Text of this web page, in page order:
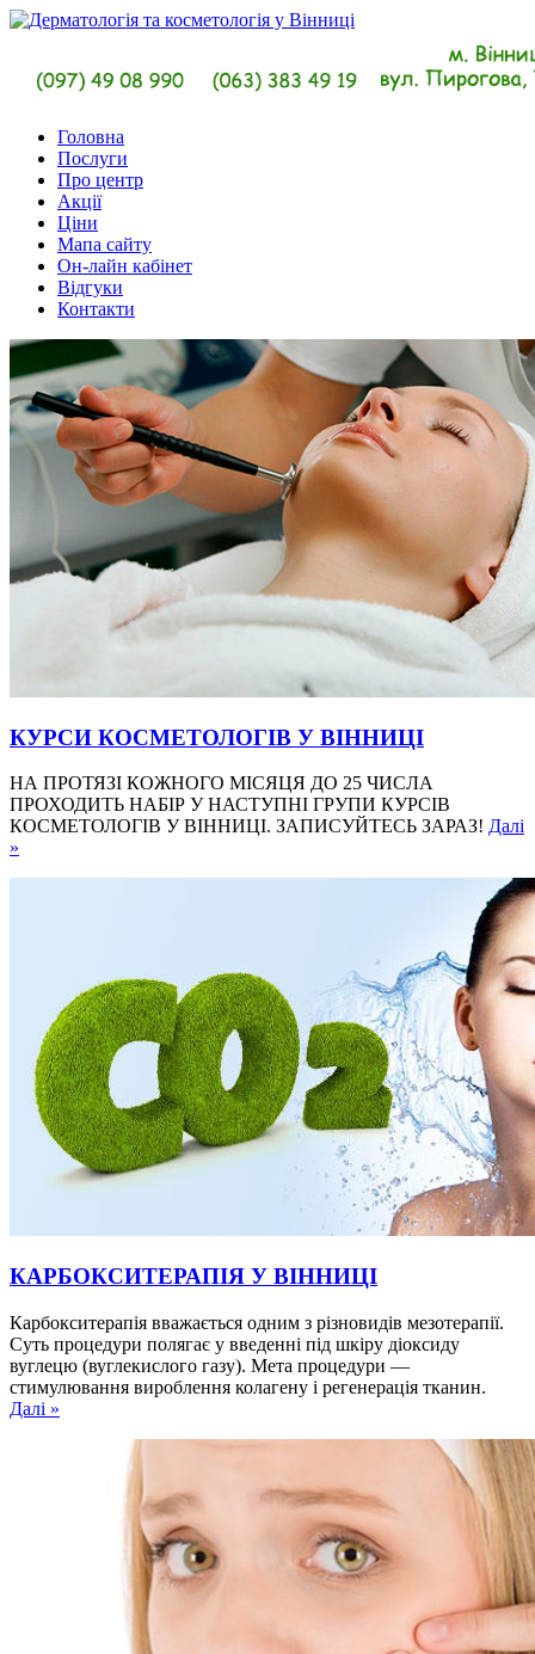
Головна
Послуги
Про центр
Акції
Ціни
Мапа сайту
Он-лайн кабінет
Відгуки
Контакти
КУРСИ КОСМЕТОЛОГІВ У ВІННИЦІ
НА ПРОТЯЗІ КОЖНОГО МІСЯЦЯ ДО 25 ЧИСЛА
ПРОХОДИТЬ НАБІР У НАСТУПНІ ГРУПИ КУРСІВ
КОСМЕТОЛОГІВ У ВІННИЦІ. ЗАПИСУЙТЕСЬ ЗАРАЗ! Далі
»
КАРБОКСИТЕРАПІЯ У ВІННИЦІ
Карбокситерапія вважається одним з різновидів мезотерапії.
Суть процедури полягає у введенні під шкіру діоксиду
вуглецю (вуглекислого газу). Мета процедури —
стимулювання вироблення колагену і регенерація тканин.
Далі »